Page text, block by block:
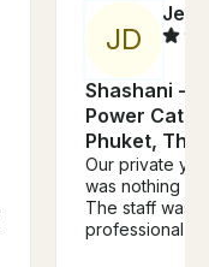
JD
Shashani -
Power
Phuket,
Our private
was nothing
The staff was
professional,